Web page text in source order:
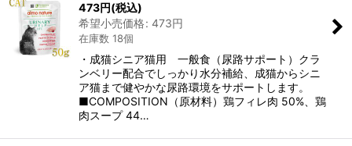
473円(税込)
希望小売価格: 473円
在庫数 18個
・成猫シニア猫用 一般食（尿路サポート）クラ
ンベリー配合でしっかり水分補給、成猫からシニ
ア猫まで健やかな尿路環境をサポートします。
■COMPOSITION（原材料）鶏フィレ肉 50%、鶏
肉スープ 44…